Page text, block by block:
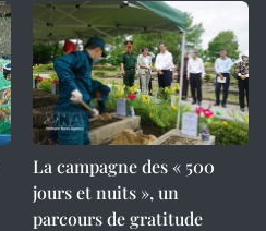
La campagne des « 500
jours et nuits », un
parcours de gratitude